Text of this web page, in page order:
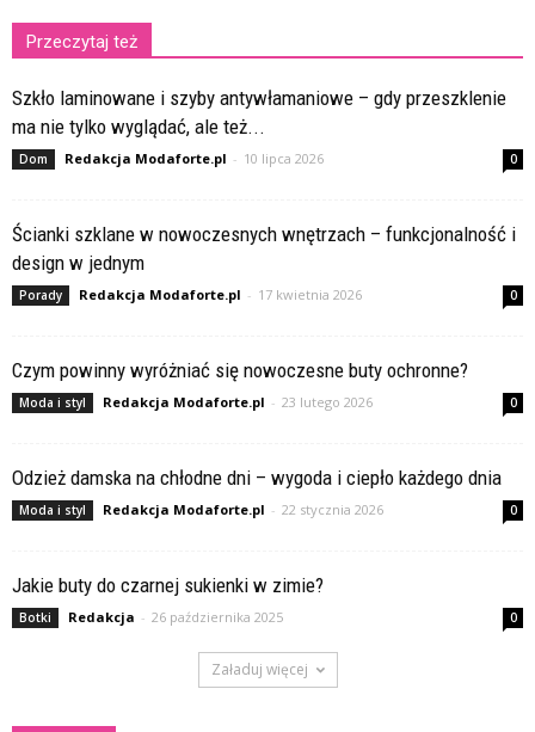
Przeczytaj też
Szkło laminowane i szyby antywłamaniowe – gdy przeszklenie
ma nie tylko wyglądać, ale też...
Dom Redakcja Modaforte.pl - 10 lipca 2026 0
Ścianki szklane w nowoczesnych wnętrzach – funkcjonalność i
design w jednym
Porady Redakcja Modaforte.pl - 17 kwietnia 2026 0
Czym powinny wyróżniać się nowoczesne buty ochronne?
Moda i styl Redakcja Modaforte.pl - 23 lutego 2026 0
Odzież damska na chłodne dni – wygoda i ciepło każdego dnia
Moda i styl Redakcja Modaforte.pl - 22 stycznia 2026 0
Jakie buty do czarnej sukienki w zimie?
Botki Redakcja - 26 października 2025 0
Załaduj więcej